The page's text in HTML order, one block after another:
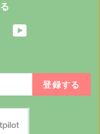
登録する